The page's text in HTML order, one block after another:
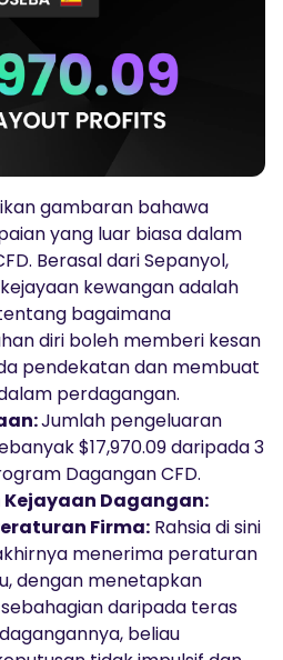
GLOBAL
gambaran bahawa
yang luar biasa dalam
Berasal dari Sepanyol,
kewangan adalah
bagaimana
diri boleh memberi kesan
pendekatan dan membuat
perdagangan.
Jumlah pengeluaran
$17,970.09 daripada 3
Dagangan CFD.
Dagangan:
Firma: Rahsia di sini
menerima peraturan
dengan menetapkan
daripada teras
beliau